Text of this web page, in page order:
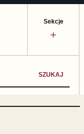
SZUKAJ
Sekcje
＋